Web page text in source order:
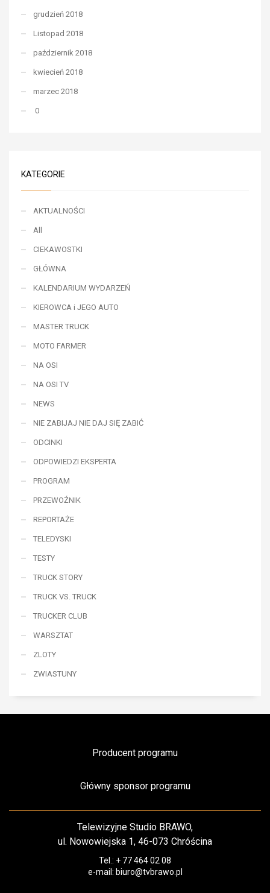
grudzień 2018
Listopad 2018
październik 2018
kwiecień 2018
marzec 2018
0
KATEGORIE
AKTUALNOŚCI
All
CIEKAWOSTKI
GŁÓWNA
KALENDARIUM WYDARZEŃ
KIEROWCA i JEGO AUTO
MASTER TRUCK
MOTO FARMER
NA OSI
NA OSI TV
NEWS
NIE ZABIJAJ NIE DAJ SIĘ ZABIĆ
ODCINKI
ODPOWIEDZI EKSPERTA
PROGRAM
PRZEWOŹNIK
REPORTAŻE
TELEDYSKI
TESTY
TRUCK STORY
TRUCK VS. TRUCK
TRUCKER CLUB
WARSZTAT
ZLOTY
ZWIASTUNY
Producent programu
Główny sponsor programu
Telewizyjne Studio BRAWO,
ul. Nowowiejska 1, 46-073 Chróścina
Tel.: + 77 464 02 08
e-mail: biuro@tvbrawo.pl